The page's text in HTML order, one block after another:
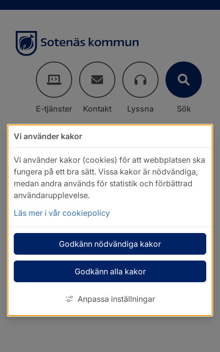
E-tjänster Kontakt Lyssna Sök
Vi använder kakor
Vi använder kakor (cookies) för att webbplatsen ska
fungera på ett bra sätt. Vissa kakor är nödvändiga,
medan andra används för statistik och förbättrad
användarupplevelse.
Läs mer i vår cookiepolicy
Godkänn nödvändiga kakor
Godkänn alla kakor
Anpassa inställningar